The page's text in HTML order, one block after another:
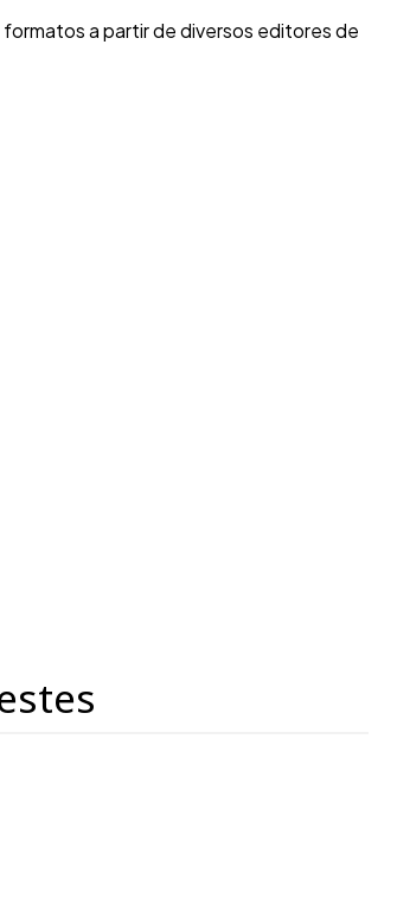
a partir de diversos editores de